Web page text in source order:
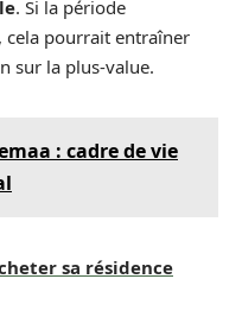
. Si la période
cela pourrait entraîner
sur la plus-value.
: cadre de vie
sa résidence